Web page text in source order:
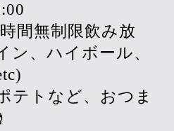
間無制限飲み放
ン、ハイボール、
テトなど、おつま